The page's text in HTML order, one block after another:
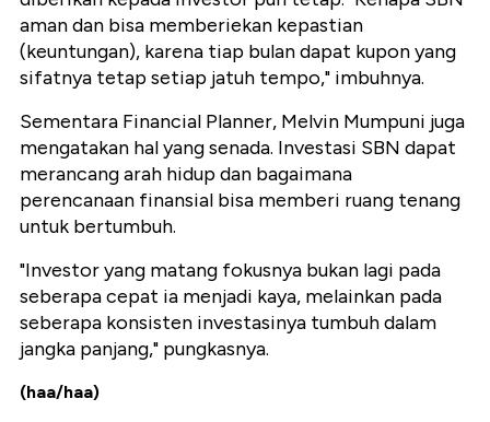
aman dan bisa memberiekan kepastian
(keuntungan), karena tiap bulan dapat kupon yang
sifatnya tetap setiap jatuh tempo," imbuhnya.
Sementara Financial Planner, Melvin Mumpuni juga
mengatakan hal yang senada. Investasi SBN dapat
merancang arah hidup dan bagaimana
perencanaan finansial bisa memberi ruang tenang
untuk bertumbuh.
"Investor yang matang fokusnya bukan lagi pada
seberapa cepat ia menjadi kaya, melainkan pada
seberapa konsisten investasinya tumbuh dalam
jangka panjang," pungkasnya.
(haa/haa)